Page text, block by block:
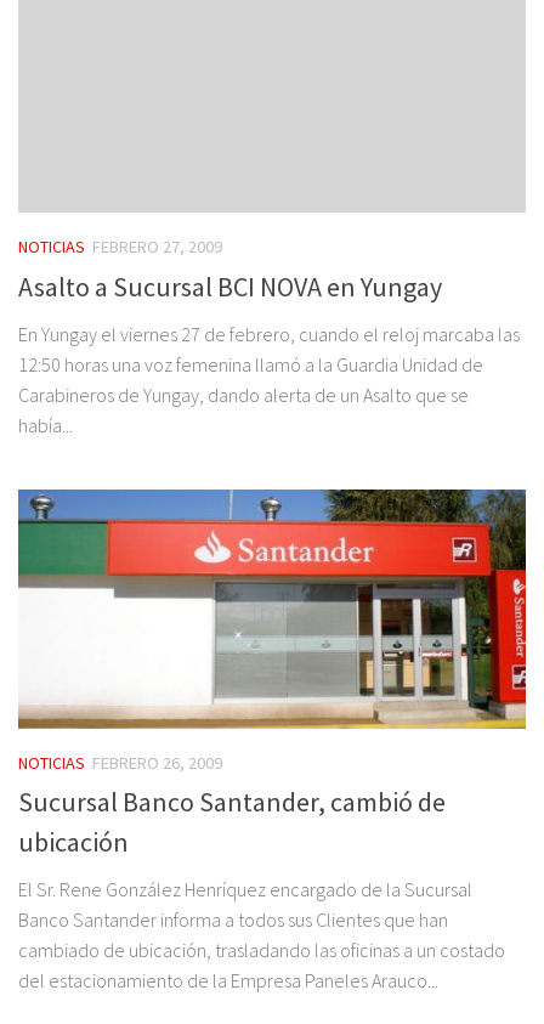
NOTICIAS FEBRERO 27, 2009
Asalto a Sucursal BCI NOVA en Yungay
En Yungay el viernes 27 de febrero, cuando el reloj marcaba las
12:50 horas una voz femenina llamó a la Guardia Unidad de
Carabineros de Yungay, dando alerta de un Asalto que se
había...
NOTICIAS FEBRERO 26, 2009
Sucursal Banco Santander, cambió de
ubicación
El Sr. Rene González Henríquez encargado de la Sucursal
Banco Santander informa a todos sus Clientes que han
cambiado de ubicación, trasladando las oficinas a un costado
del estacionamiento de la Empresa Paneles Arauco...